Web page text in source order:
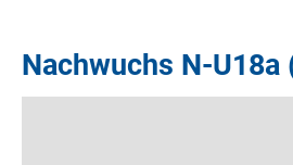
Nachwuchs N-U18a